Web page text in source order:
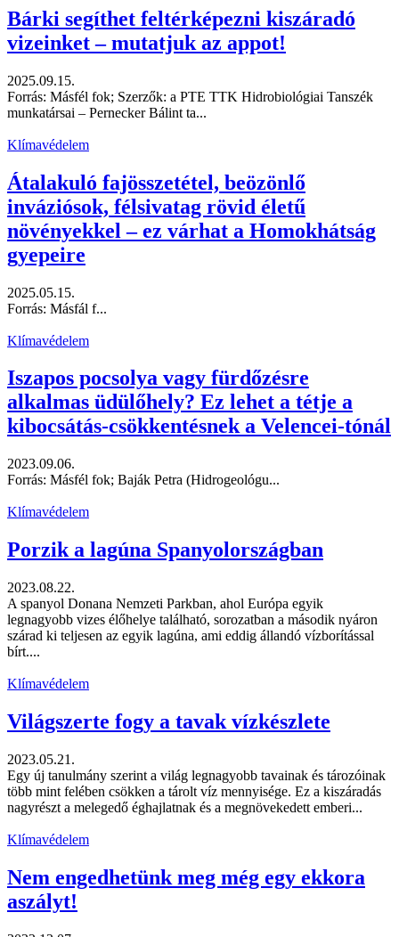
Bárki segíthet feltérképezni kiszáradó
vizeinket – mutatjuk az appot!
2025.09.15.
Forrás: Másfél fok; Szerzők: a PTE TTK Hidrobiológiai Tanszék
munkatársai – Pernecker Bálint ta...
Klímavédelem
Átalakuló fajösszetétel, beözönlő
inváziósok, félsivatag rövid életű
növényekkel – ez várhat a Homokhátság
gyepeire
2025.05.15.
Forrás: Másfál f...
Klímavédelem
Iszapos pocsolya vagy fürdőzésre
alkalmas üdülőhely? Ez lehet a tétje a
kibocsátás-csökkentésnek a Velencei-tónál
2023.09.06.
Forrás: Másfél fok; Baják Petra (Hidrogeológu...
Klímavédelem
Porzik a lagúna Spanyolországban
2023.08.22.
A spanyol Donana Nemzeti Parkban, ahol Európa egyik
legnagyobb vizes élőhelye található, sorozatban a második nyáron
szárad ki teljesen az egyik lagúna, ami eddig állandó vízborítással
bírt....
Klímavédelem
Világszerte fogy a tavak vízkészlete
2023.05.21.
Egy új tanulmány szerint a világ legnagyobb tavainak és tározóinak
több mint felében csökken a tárolt víz mennyisége. Ez a kiszáradás
nagyrészt a melegedő éghajlatnak és a megnövekedett emberi...
Klímavédelem
Nem engedhetünk meg még egy ekkora
aszályt!